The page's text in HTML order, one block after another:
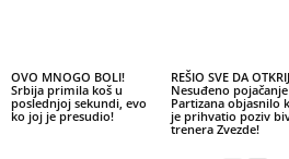
OVO MNOGO BOLI!
Srbija primila koš u
poslednjoj sekundi, evo
ko joj je presudio!
REŠIO SVE DA
Nesuđeno pojačanje
Partizana objasnilo
je prihvatio poziv
trenera Zvezde!